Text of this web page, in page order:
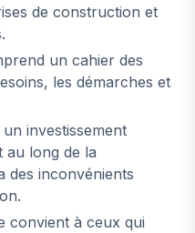
de construction et
un cahier des
les démarches et
investissement
au long de la
des inconvénients
convient à ceux qui